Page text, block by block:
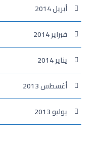
أبريل 2014
فبراير 2014
يناير 2014
أغسطس 2013
يوليو 2013